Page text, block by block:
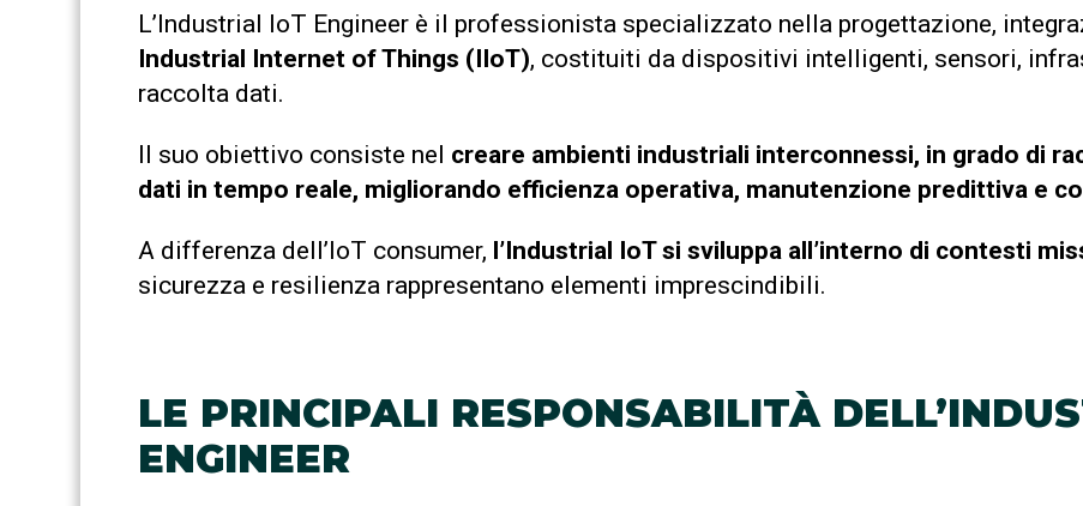
L’Industrial IoT Engineer è il professionista specializzato nella progettazione,
Industrial Internet of Things (IIoT), costituiti da dispositivi intelligenti, sensori,
raccolta dati.
Il suo obiettivo consiste nel creare ambienti industriali interconnessi, in grado di
dati in tempo reale, migliorando efficienza operativa, manutenzione predittiva e
A differenza dell’IoT consumer, l’Industrial IoT si sviluppa all’interno di contesti
sicurezza e resilienza rappresentano elementi imprescindibili.
LE PRINCIPALI RESPONSABILITÀ
ENGINEER